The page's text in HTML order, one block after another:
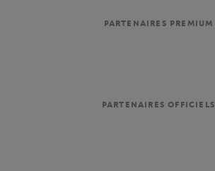
PARTENAIRES PREMIUM
PARTENAIRES OFFICIELS